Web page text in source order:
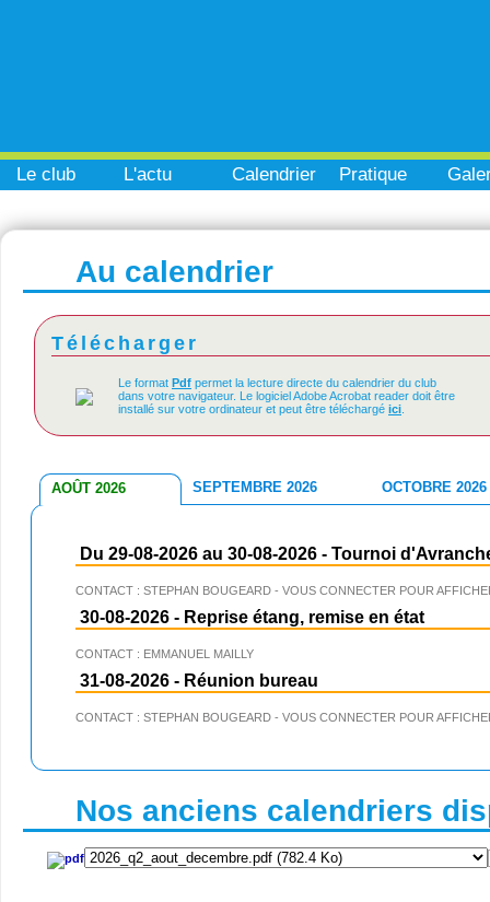
Le club L'actu Calendrier Pratique
Au calendrier
Télécharger
Le format Pdf permet la lecture directe du calendrier du club
dans votre navigateur. Le logiciel Adobe Acrobat reader doit être
installé sur votre ordinateur et peut être téléchargé ici
AOÛT 2026 SEPTEMBRE 2026 OCTOBRE 2026
Du 29-08-2026 au 30-08-2026 - Tournoi
CONTACT : STEPHAN BOUGEARD - VOUS CONNECTER POUR
30-08-2026 - Reprise étang, remise en état
CONTACT : EMMANUEL MAILLY
31-08-2026 - Réunion bureau
CONTACT : STEPHAN BOUGEARD - VOUS CONNECTER POUR
Nos anciens calendriers